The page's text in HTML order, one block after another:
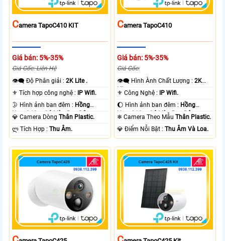
CAmera TapoC410 KIT
Giá bán: 5%-35%
Giá Gốc: Liên Hệ
👁️‍🗨 Độ Phân giải :2K Lite .
⚜️ Tích hợp công nghệ :
IP Wifi.
🌛 Hình ảnh ban đêm : Hồng
Ngoại 10m Có Màu Ban Ðêm.
💎 Camera DòngThân Plastic.
️ლ Tích Hợp :Thu Âm.
CAmera TapoC410
Giá bán: 5%-35%
Giá Gốc:
👁️‍🗨 Hình Ành Chất Lượng :2K
Lite .
⚜️ Công Nghệ :
IP Wifi.
🌔 Hình ảnh ban đêm : Hồng
Ngoại 10m Có Màu Ban Ðêm.
❄ Camera Theo MẫuThân Plastic.
️💎 Điểm Nỗi Bật :Thu Âm Và Loa.